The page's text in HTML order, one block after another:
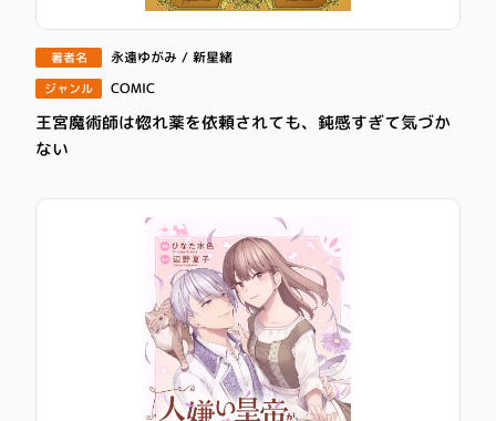
著者名 永遠ゆがみ / 新星緒
ジャンル COMIC
王宮魔術師は惚れ薬を依頼されても、鈍感すぎて気づか
ない